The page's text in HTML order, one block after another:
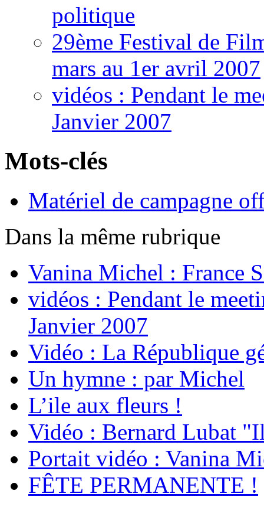
politique
29ème Festival de
mars au 1er avril 2007
vidéos : Pendant le
Janvier 2007
Mots-clés
Matériel de campagne
Dans la même rubrique
Vanina Michel : France
vidéos : Pendant le
Janvier 2007
Vidéo : La République
Un hymne : par Michel
L’ile aux fleurs !
Vidéo : Bernard Lubat
Portait vidéo : Vanina
FÊTE PERMANENTE !